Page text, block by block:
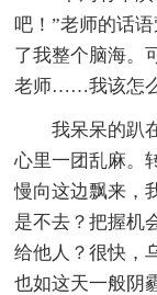
吧！”老师的话
了我整个脑海
老师……我该怎
我呆呆的趴
心里一团乱麻。
慢向这边飘来，
是不去？把握机
给他人？很快，
也如这天一般阴